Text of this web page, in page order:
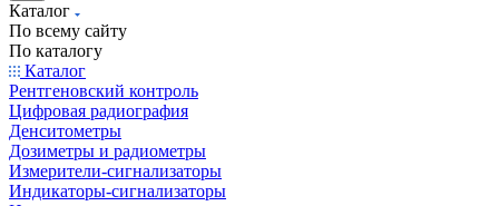
Каталог
По всему сайту
По каталогу
Каталог
Рентгеновский контроль
Цифровая радиография
Денситометры
Дозиметры и радиометры
Измерители-сигнализаторы
Индикаторы-сигнализаторы